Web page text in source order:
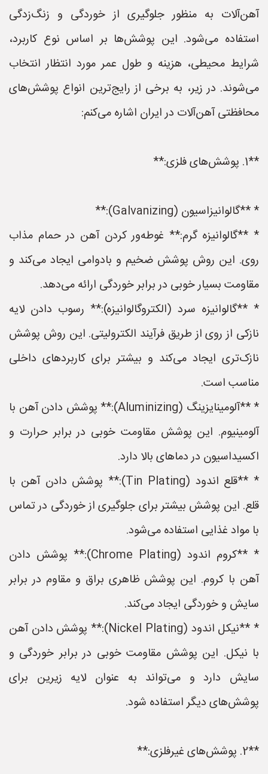
آهن‌آلات به منظور جلوگیری از خوردگی و زنگ‌زدگی
استفاده می‌شود. این پوشش‌ها بر اساس نوع کاربرد،
شرایط محیطی، هزینه و طول عمر مورد انتظار انتخاب
می‌شوند. در زیر، به برخی از رایج‌ترین انواع پوشش‌های
محافظتی آهن‌آلات در ایران اشاره می‌کنم:
**1. پوشش‌های فلزی:**
* **گالوانیزاسیون (Galvanizing):**
* **گالوانیزه گرم:** غوطه‌ور کردن آهن در حمام مذاب
روی. این روش پوشش ضخیم و بادوامی ایجاد می‌کند و
مقاومت بسیار خوبی در برابر خوردگی ارائه می‌دهد.
* **گالوانیزه سرد (الکتروگالوانیزه):** رسوب دادن لایه
نازکی از روی از طریق فرآیند الکترولیتی. این روش پوشش
نازک‌تری ایجاد می‌کند و بیشتر برای کاربردهای داخلی
مناسب است.
* **آلومینایزینگ (Aluminizing):** پوشش دادن آهن با
آلومینیوم. این پوشش مقاومت خوبی در برابر حرارت و
اکسیداسیون در دماهای بالا دارد.
* **قلع اندود (Tin Plating):** پوشش دادن آهن با
قلع. این پوشش بیشتر برای جلوگیری از خوردگی در تماس
با مواد غذایی استفاده می‌شود.
* **کروم اندود (Chrome Plating):** پوشش دادن
آهن با کروم. این پوشش ظاهری براق و مقاوم در برابر
سایش و خوردگی ایجاد می‌کند.
* **نیکل اندود (Nickel Plating):** پوشش دادن آهن
با نیکل. این پوشش مقاومت خوبی در برابر خوردگی و
سایش دارد و می‌تواند به عنوان لایه زیرین برای
پوشش‌های دیگر استفاده شود.
**2. پوشش‌های غیرفلزی:**